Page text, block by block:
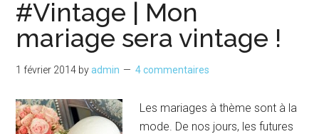
l’arrivée
de
entre
#Vintage | Mon
mariage sera vintage !
1 février 2014 byadmin 4 commentaires
Les mariages à thème sont à la
mode. De nos jours, les futures